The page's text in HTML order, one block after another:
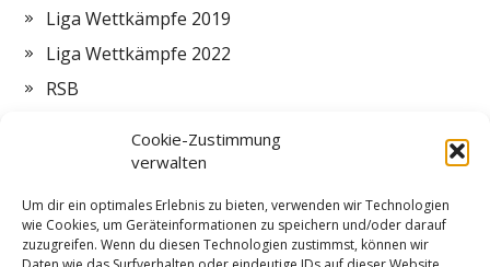
Cookie-Zustimmung
verwalten
Um dir ein optimales Erlebnis zu bieten, verwenden wir Technologien
wie Cookies, um Geräteinformationen zu speichern und/oder darauf
zuzugreifen. Wenn du diesen Technologien zustimmst, können wir
Liga Wettkämpfe 2019
Liga Wettkämpfe 2022
RSB
Zeltlager
ZMI